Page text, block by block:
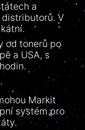
a
distributorů. V
.
od tonerů po
a USA, s
hodin.
Markit
systémpro
.